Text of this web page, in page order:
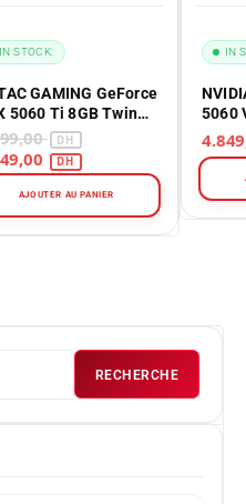
GAMING GeForce
5060 Ti 8GB Twin
GDDR7 Maroc –
10M
5.799,00
IN STOCK:
AJOUTER AU PANIER
5060
IN
RECHERCHE